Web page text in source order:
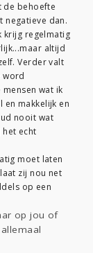
de behoefte
negatieve dan.
krijg regelmatig
altijd
Verder valt
word
wat ik
en makkelijk en
nooit wat
echt
moet laten
zij nou net
op een
op jou of